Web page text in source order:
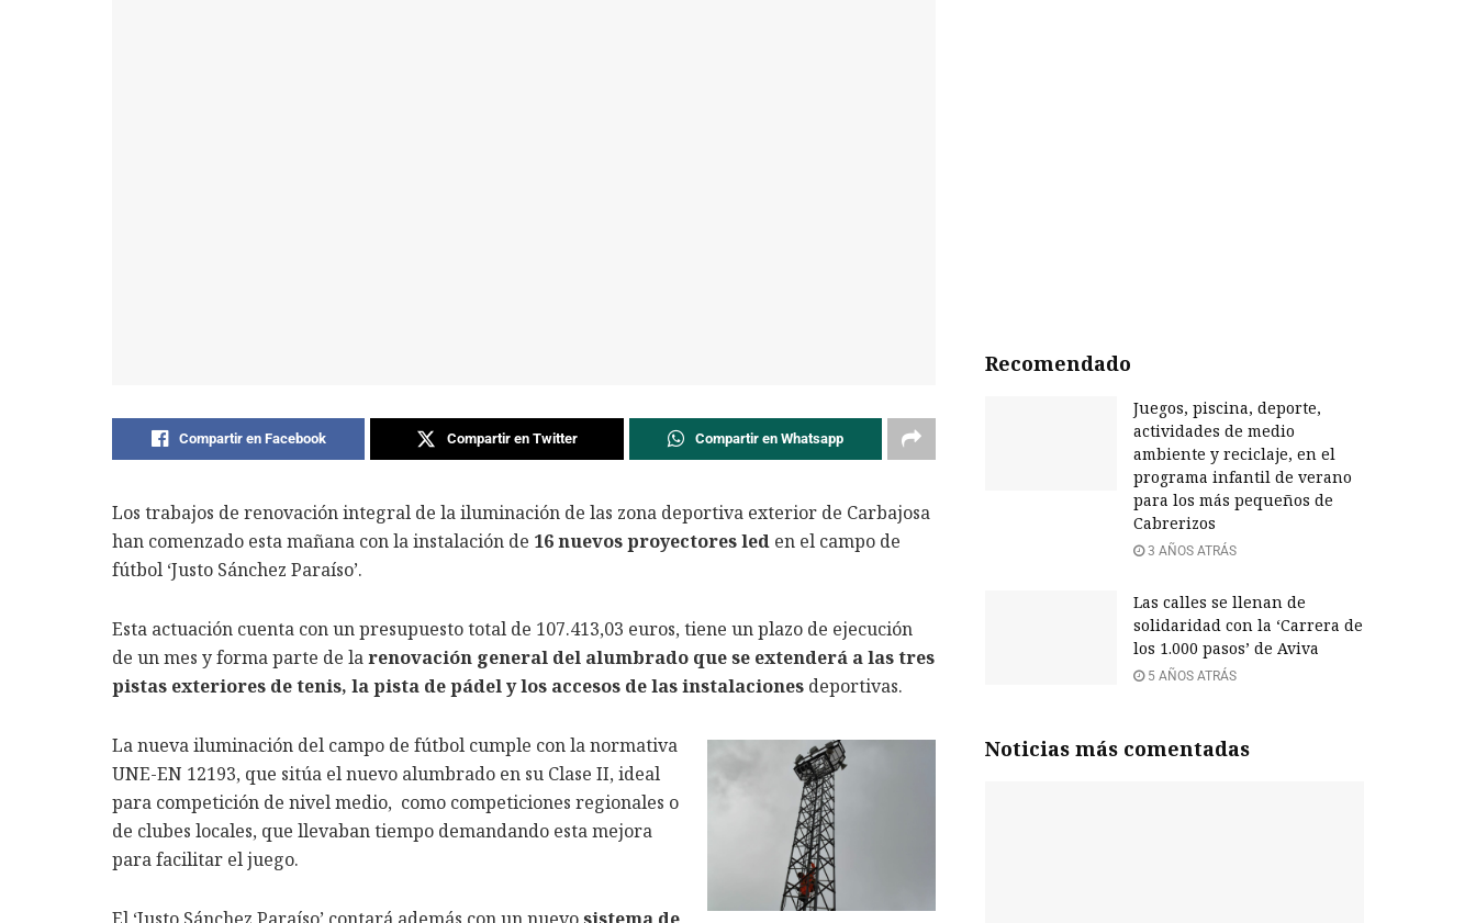
Compartir en Facebook Compartir en Twitter Compartir en Whatsapp
Los trabajos de renovación integral de la iluminación de las zona deportiva exterior de Carbajosa
han comenzado esta mañana con la instalación de 16 nuevos proyectores led en el campo de
fútbol ‘Justo Sánchez Paraíso’.
Esta actuación cuenta con un presupuesto total de 107.413,03 euros, tiene un plazo de ejecución
de un mes y forma parte de larenovación general del alumbrado que se extenderá a las tres
pistas exteriores de tenis, la pista de pádel y los accesos de las instalaciones deportivas.
La nueva iluminación del campo de fútbol cumple con la normativa
UNE-EN 12193, que sitúa el nuevo alumbrado en su Clase II, ideal
para competición de nivel medio, como competiciones regionales o
de clubes locales, que llevaban tiempo demandando esta mejora
para facilitar el juego.
Recomendado
Juegos, piscina, deporte,
actividades de medio
ambiente y reciclaje, en el
programa infantil de verano
para los más pequeños de
Cabrerizos
3 AÑOS ATRÁS
Las calles se llenan de
solidaridad con la ‘Carrera de
los 1.000 pasos’ de Aviva
5 AÑOS ATRÁS
Noticias más comentadas